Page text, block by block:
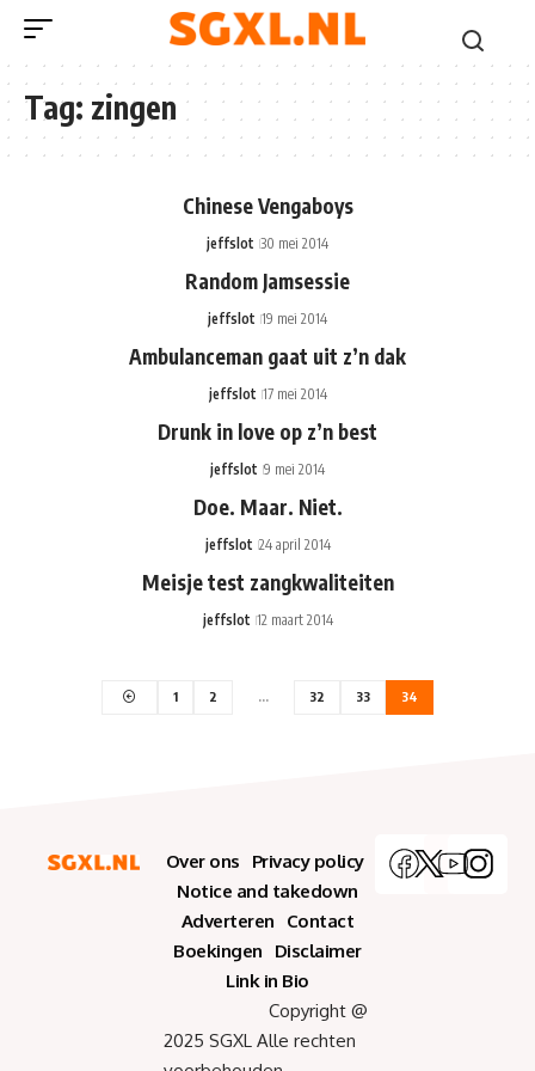
Tag: zingen
Chinese Vengaboys
jeffslot 30 mei 2014
Random Jamsessie
jeffslot 19 mei 2014
Ambulanceman gaat uit z’n dak
jeffslot 17 mei 2014
Drunk in love op z’n best
jeffslot 9 mei 2014
Doe. Maar. Niet.
jeffslot 24 april 2014
Meisje test zangkwaliteiten
jeffslot 12 maart 2014
1 2 … 32 33 34
Over ons
Privacy policy
Notice and takedown
Adverteren
Contact
Boekingen
Disclaimer
Link in Bio
Copyright @
2025 SGXL Alle rechten